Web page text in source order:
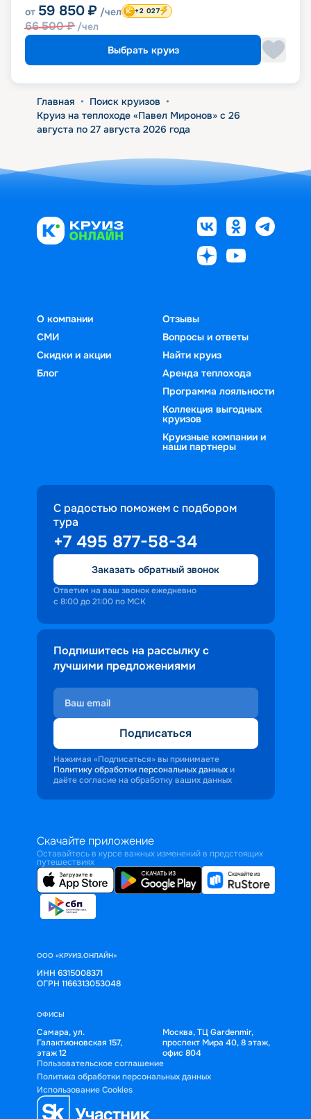
от 59 850 ₽ /чел
66 500₽ /чел
+2 027
Выбрать круиз
Главная • Поиск круизов •
Круиз на теплоходе «Павел Миронов» с 26
августа по 27 августа 2026 года
О компании
СМИ
Скидки и акции
Блог
Отзывы
Вопросы и ответы
Найти круиз
Аренда теплохода
Программа лояльности
Коллекция выгодных
круизов
Круизные компании и
наши партнеры
С радостью поможем с подбором
тура
+7 495 877-58-34
Заказать обратный звонок
Ответим на ваш звонок ежедневно
с 8:00 до 21:00 по МСК
Подпишитесь на рассылку с
лучшими предложениями
Подписаться
Нажимая «Подписаться» вы принимаете
Политику обработки персональных данных и
даёте согласие на обработку ваших данных
Скачайте приложение
Оставайтесь в курсе важных изменений в предстоящих
путешествиях
ООО «КРУИЗ.ОНЛАЙН»
ИНН 6315008371
ОГРН 1166313053048
ОФИСЫ
Самара, ул.
Галактионовская 157,
этаж 12
Москва, ТЦ Gardenmir,
проспект Мира 40, 8 этаж,
офис 804
Пользовательское соглашение
Политика обработки персональных данных
Использование Cookies